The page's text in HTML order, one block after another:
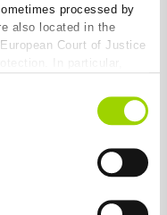
processed by
also located in the
Court of Justice
and that no
this. By clicking
USA). Except for the
the proper functioning